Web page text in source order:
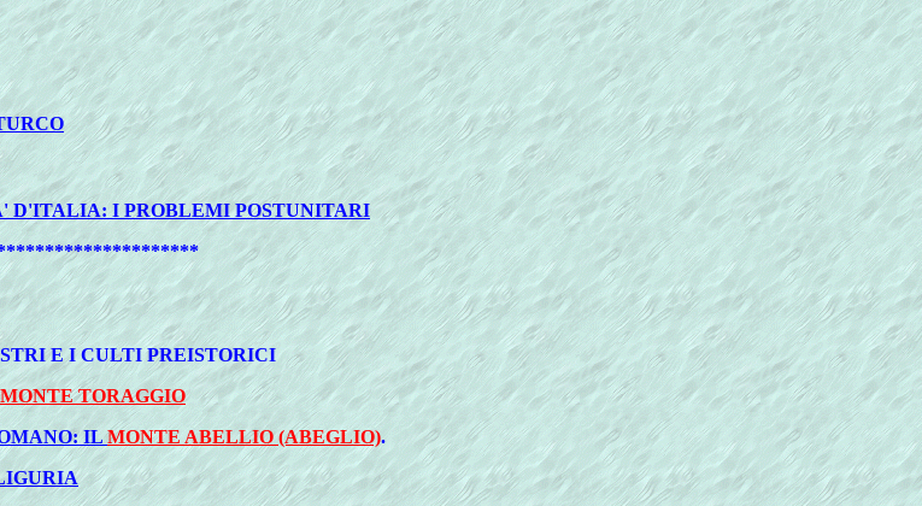
D'ITALIA: I PROBLEMI POSTUNITARI
E I CULTI PREISTORICI
MONTE TORAGGIO
ILMONTE ABELLIO (ABEGLIO).